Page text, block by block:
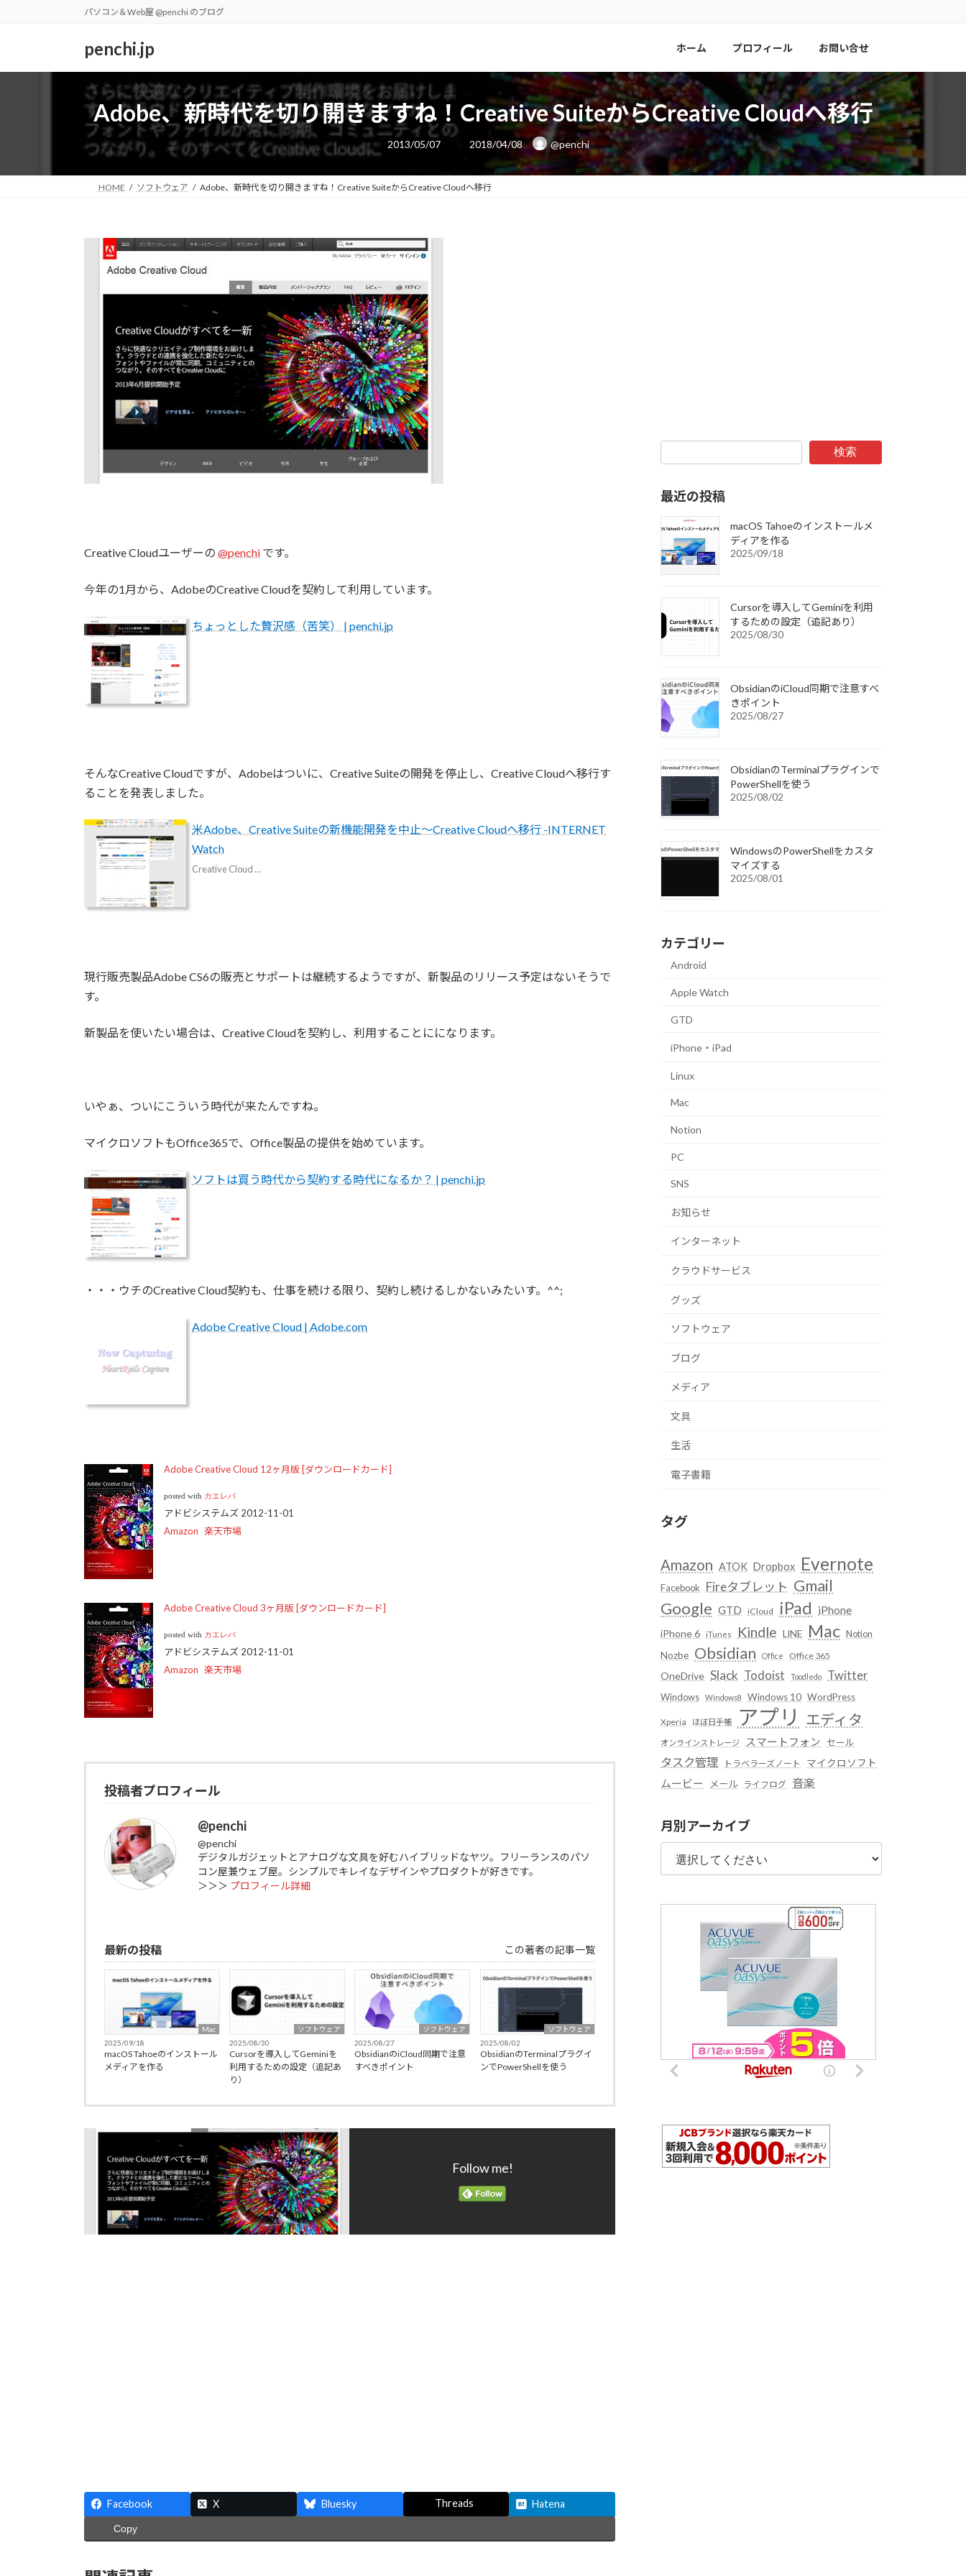
パソコン＆Web屋 @penchi のブログ
penchi.jp ホーム プロフィール お問い合せ
Adobe、新時代を切り開きますね！Creative SuiteからCreative Cloudへ移行
2013/05/07
最
終
日
時
2018/04/08 @penchi
HOME ソフトウェア Adobe、新時代を切り開きますね！Creative SuiteからCreative Cloudへ移行
Creative Cloudユーザーの @penchi です。
今年の1月から、AdobeのCreative Cloudを契約して利用しています。
ちょっとした贅沢感（苦笑） | penchi.jp
そんなCreative Cloudですが、Adobeはついに、Creative Suiteの開発を停止し、Creative Cloudへ移行す
ることを発表しました。
米Adobe、Creative Suiteの新機能開発を中止～Creative Cloudへ移行 -INTERNET
Watch
Creative Cloud ...
現行販売製品Adobe CS6の販売とサポートは継続するようですが、新製品のリリース予定はないそうで
す。
新製品を使いたい場合は、Creative Cloudを契約し、利用することにになります。
いやぁ、ついにこういう時代が来たんですね。
マイクロソフトもOffice365で、Office製品の提供を始めています。
ソフトは買う時代から契約する時代になるか？ | penchi.jp
・・・ウチのCreative Cloud契約も、仕事を続ける限り、契約し続けるしかないみたいす。^^;
Adobe Creative Cloud | Adobe.com
Adobe Creative Cloud 12ヶ月版 [ダウンロードカード]
posted with カエレバ
アドビシステムズ 2012-11-01
Amazon 楽天市場
Adobe Creative Cloud 3ヶ月版 [ダウンロードカード]
posted with カエレバ
アドビシステムズ 2012-11-01
Amazon 楽天市場
投稿者プロフィール
@penchi
@penchi
デジタルガジェットとアナログな文具を好むハイブリッドなヤツ。フリーランスのパソ
コン屋兼ウェブ屋。シンプルでキレイなデザインやプロダクトが好きです。
＞＞＞ プロフィール詳細
最新の投稿 この著者の記事一覧
Mac
2025/09/18
macOS Tahoeのインストール
メディアを作る
ソフトウェア
2025/08/30
Cursorを導入してGeminiを
利用するための設定（追記あ
り）
ソフトウェア
2025/08/27
ObsidianのiCloud同期で注意
すべきポイント
ソフトウェア
2025/08/02
ObsidianのTerminalプラグイ
ンでPowerShellを使う
Follow me!
Facebook X Bluesky Threads Hatena
Copy
検索
最近の投稿
macOS Tahoeのインストールメ
ディアを作る
2025/09/18
Cursorを導入してGeminiを利用
するための設定（追記あり）
2025/08/30
ObsidianのiCloud同期で注意すべ
きポイント
2025/08/27
ObsidianのTerminalプラグインで
PowerShellを使う
2025/08/02
WindowsのPowerShellをカスタ
マイズする
2025/08/01
カテゴリー
Android
Apple Watch
GTD
iPhone・iPad
Linux
Mac
Notion
PC
SNS
お知らせ
インターネット
クラウドサービス
グッズ
ソフトウェア
ブログ
メディア
文具
生活
電子書籍
タグ
Amazon ATOK Dropbox Evernote
Facebook Fireタブレット Gmail
Google GTD iCloud iPad iPhone
iPhone 6 iTunes Kindle LINE Mac Notion
Nozbe Obsidian Office Office 365
OneDrive Slack Todoist Toodledo Twitter
Windows Windows8 Windows 10 WordPress
Xperia ほぼ日手帳 アプリ エディタ
オンラインストレージ スマートフォン セール
タスク管理 トラベラーズノート マイクロソフト
ムービー メール ライフログ 音楽
月別アーカイブ